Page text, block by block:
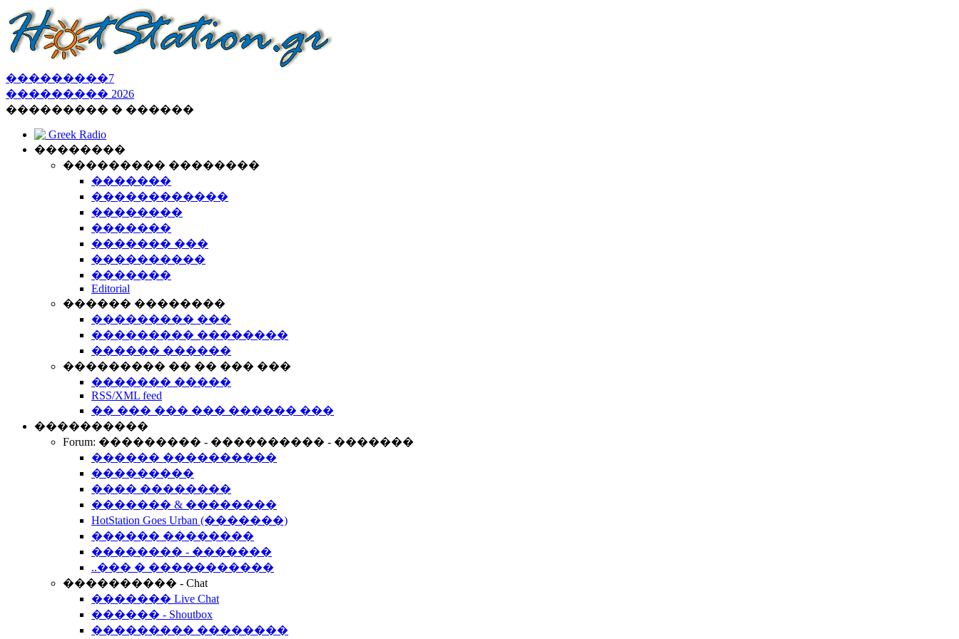
���������7
��������� 2026
��������� � ������
Greek Radio
��������
��������� ��������
�������
������������
��������
�������
������� ���
����������
�������
Editorial
������ ��������
��������� ���
��������� ��������
������ ������
��������� �� �� ��� ���
������� �����
RSS/XML feed
�� ��� ��� ��� ������ ���
����������
Forum: ��������� - ���������� - �������
������ ����������
���������
���� ��������
������� & ��������
HotStation Goes Urban (�������)
������ ��������
�������� - �������
..��� � �����������
���������� - Chat
������� Live Chat
������ - Shoutbox
��������� ��������